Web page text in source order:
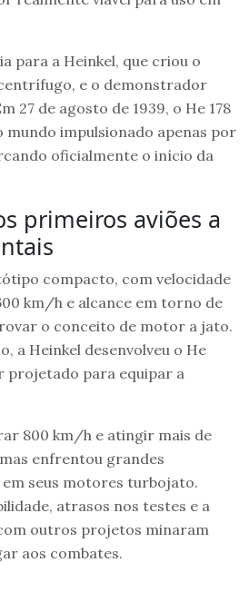
para a Heinkel, que criou o
e o demonstrador
27 de agosto de 1939, o He 178
impulsionado apenas por
oficialmente o início da
primeiros aviões a
compacto, com velocidade
km/h e alcance em torno de
o conceito de motor a jato.
a Heinkel desenvolveu o He
projetado para equipar a
800 km/h e atingir mais de
enfrentou grandes
seus motores turbojato.
atrasos nos testes e a
outros projetos minaram
aos combates.